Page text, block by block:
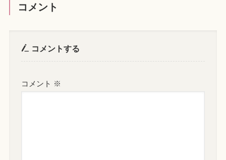
コメント
コメントする
コメント ※